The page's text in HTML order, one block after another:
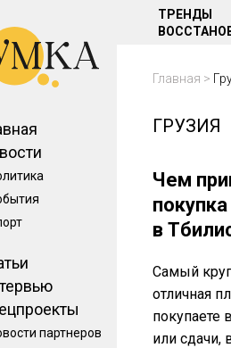
партнеров
ТРЕНДЫ
Главная >
ГРУЗИЯ
Чем
в
Самый
отличная
покупаете
или сдачи,